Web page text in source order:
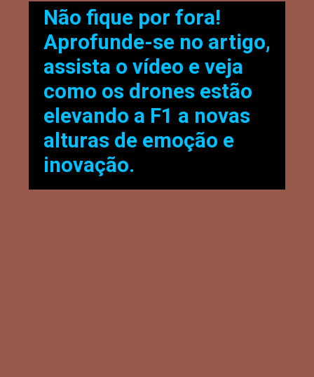
Não fique por fora!
Aprofunde-se no artigo,
assista o vídeo e veja
como os drones estão
elevando a F1 a novas
alturas de emoção e
inovação.